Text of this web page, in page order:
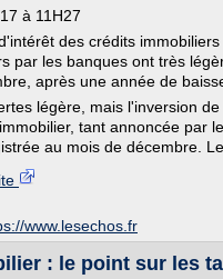
à 11H27
des crédits
par les banques ont très
après une année de
légère, mais l'inversion
tant annoncée par
au mois de décembre.
www.lesechos.fr
: le point sur les